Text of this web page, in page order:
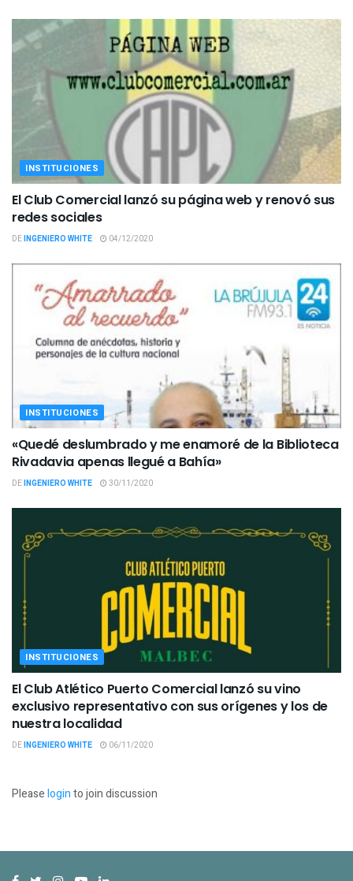
INSTITUCIONES
El Club Comercial lanzó su página web y renovó sus
redes sociales
DEINGENIERO WHITE 04/12/2020
INSTITUCIONES
«Quedé deslumbrado y me enamoré de la Biblioteca
Rivadavia apenas llegué a Bahía»
DEINGENIERO WHITE 30/11/2020
INSTITUCIONES
El Club Atlético Puerto Comercial lanzó su vino
exclusivo representativo con sus orígenes y los de
nuestra localidad
DEINGENIERO WHITE 06/11/2020
Pleaseloginto join discussion